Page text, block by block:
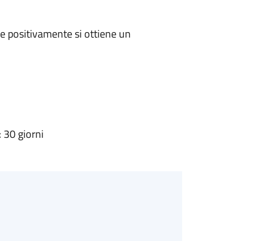
positivamente si ottiene un
giorni